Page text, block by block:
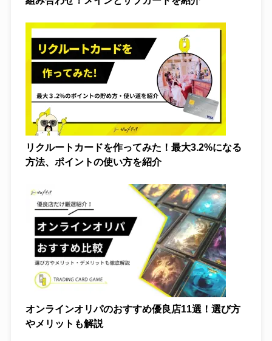
リクルートカードを作ってみた！最大3.2%になる
方法、ポイントの使い方を紹介
オンラインオリパのおすすめ優良店11選！選び方
やメリットも解説
クレジットカード
Wi-Fi